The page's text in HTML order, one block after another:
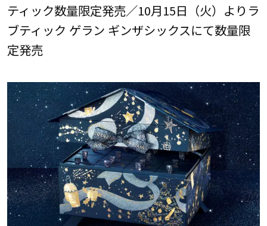
ティック数量限定発売／10月15日（火）よりラ
ブティック ゲラン ギンザシックスにて数量限
定発売